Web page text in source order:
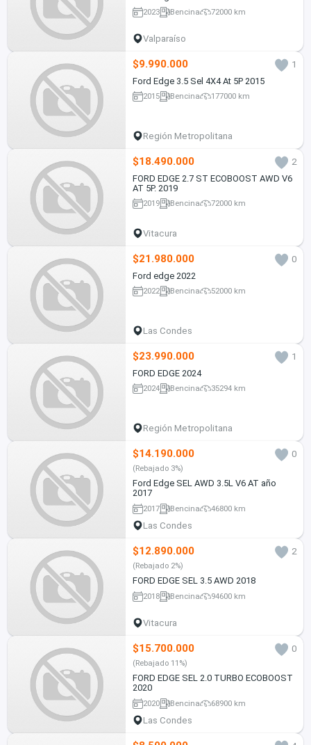
2023 Bencina 72000 km
Valparaíso
$9.990.000
1
Ford Edge 3.5 Sel 4X4 At 5P 2015
2015 Bencina 177000 km
Región Metropolitana
$18.490.000
2
FORD EDGE 2.7 ST ECOBOOST AWD V6
AT 5P. 2019
2019 Bencina 72000 km
Vitacura
$21.980.000
0
Ford edge 2022
2022 Bencina 52000 km
Las Condes
$23.990.000
1
FORD EDGE 2024
2024 Bencina 35294 km
Región Metropolitana
$14.190.000 0
(Rebajado 3%)
Ford Edge SEL AWD 3.5L V6 AT año
2017
2017 Bencina 46800 km
Las Condes
$12.890.000 2
(Rebajado 2%)
FORD EDGE SEL 3.5 AWD 2018
2018 Bencina 94600 km
Vitacura
$15.700.000 0
(Rebajado 11%)
FORD EDGE SEL 2.0 TURBO ECOBOOST
2020
2020 Bencina 68900 km
Las Condes